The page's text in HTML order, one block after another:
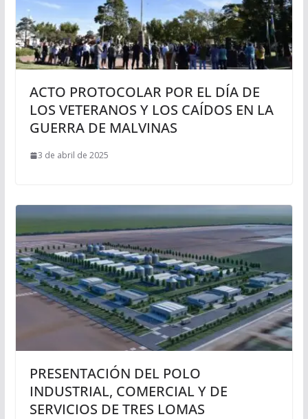
ACTO PROTOCOLAR POR EL DÍA DE
LOS VETERANOS Y LOS CAÍDOS EN LA
GUERRA DE MALVINAS
3 de abril de 2025
PRESENTACIÓN DEL POLO
INDUSTRIAL, COMERCIAL Y DE
SERVICIOS DE TRES LOMAS